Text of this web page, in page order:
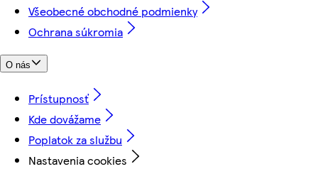
Všeobecné obchodné podmienky
Ochrana súkromia
O nás
Prístupnosť
Kde dovážame
Poplatok za službu
Nastavenia cookies